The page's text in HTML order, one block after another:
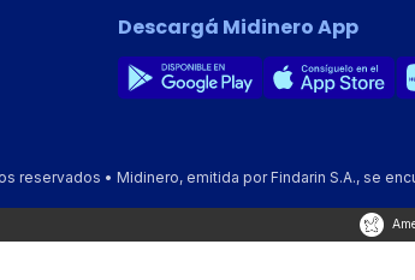
Descargá Midinero App
reservados • Midinero, emitida por Findarin S.A., se